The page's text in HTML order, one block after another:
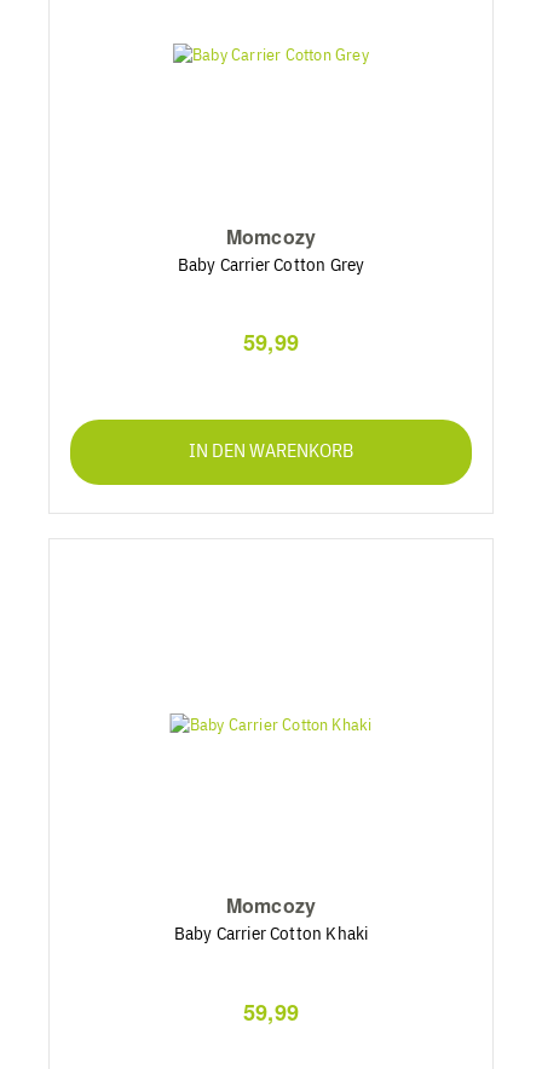
Momcozy
Baby Carrier Cotton Grey
59,99
IN DEN WARENKORB
Momcozy
Baby Carrier Cotton Khaki
59,99